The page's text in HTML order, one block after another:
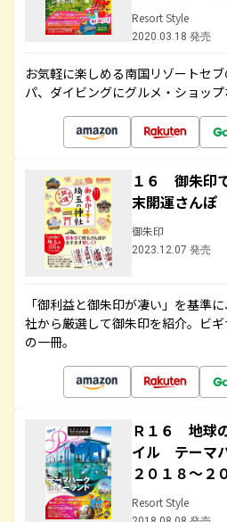
Resort Style
2020.03.18 発売
お気軽に楽しめる南国リゾートセ
パ、ダイビングにグルメ・ショップ
１６ 御朱印
末開運さん
御朱印
2023.12.07 発売
「御利益と御朱印が凄い」を基準
社から厳選して御朱印を紹介。ビ
の一冊。
Ｒ１６ 地球
イル テーマ
２０１８～２
Resort Style